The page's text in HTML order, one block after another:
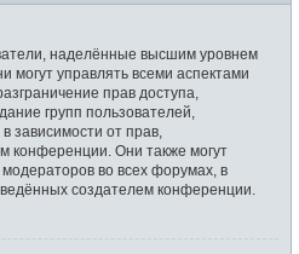
наделённые высшим уровнем
могут управлять всеми аспектами
прав доступа,
групп пользователей,
зависимости от прав,
конференции. Они также могут
во всех форумах, в
создателем конференции.